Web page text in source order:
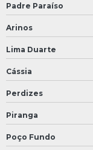
Padre Paraíso
Arinos
Lima Duarte
Cássia
Perdizes
Piranga
Poço Fundo